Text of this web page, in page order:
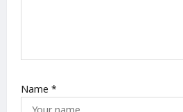
Name *